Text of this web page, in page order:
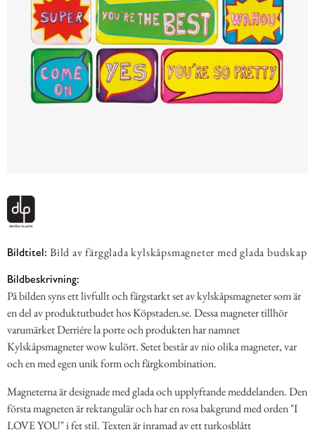
Bildtitel: Bild av färgglada kylskåpsmagneter med glada budskap
Bildbeskrivning:
På bilden syns ett livfullt och färgstarkt set av kylskåpsmagneter som är
en del av produktutbudet hos Köpstaden.se. Dessa magneter tillhör
varumärket Derriére la porte och produkten har namnet
Kylskåpsmagneter wow kulört. Setet består av nio olika magneter, var
och en med egen unik form och färgkombination.
Magneterna är designade med glada och upplyftande meddelanden. Den
första magneten är rektangulär och har en rosa bakgrund med orden "I
LOVE YOU" i fet stil. Texten är inramad av ett turkosblått